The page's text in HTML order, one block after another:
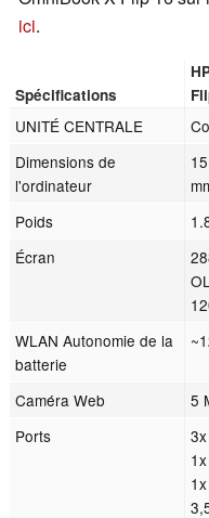
ici.
Spécifications
UNITÉ CENTRALE
Dimensions de
l'ordinateur
Poids
Écran
WLAN Autonomie de la
batterie
Caméra Web 5
Ports